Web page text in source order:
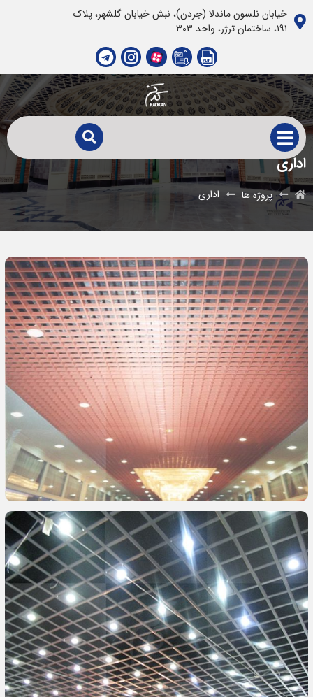
خیابان نلسون ماندلا (جردن)، نبش خیابان گلشهر، پلاک
١٩١، ساختمان ترژر، واحد ٣٠٣
اداری
پروژه ها اداری